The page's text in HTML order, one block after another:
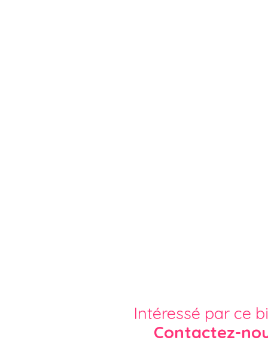
Intéressé par ce
Contactez-